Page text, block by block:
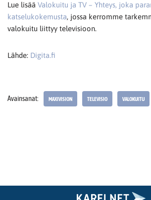
Lue lisää Valokuitu ja TV – Yhteys, joka
katselukokemusta, jossa kerromme
valokuitu liittyy televisioon.
Lähde: Digita.fi
Avainsanat: MAXIVISION TELEVISIO VALOKUITU